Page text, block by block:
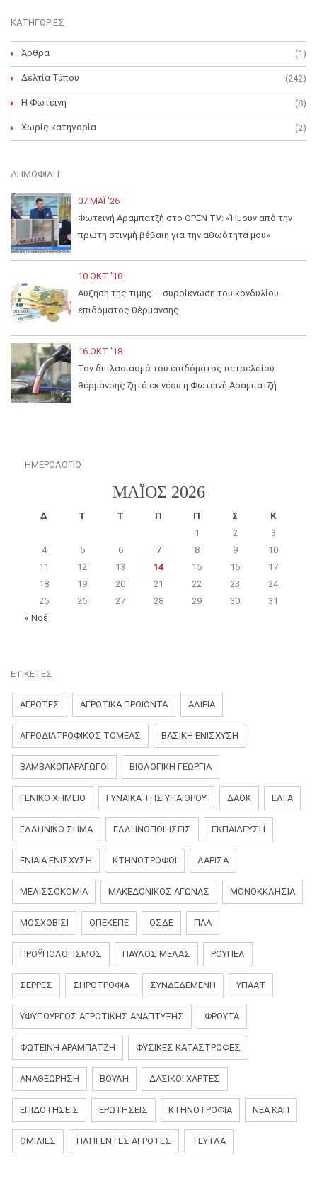
ΚΑΤΗΓΟΡΊΕΣ
Άρθρα (1)
Δελτία Τύπου (242)
Η Φωτεινή (8)
Χωρίς κατηγορία (2)
ΔΗΜΟΦΙΛΉ
07 ΜΑΪ́ '26
Φωτεινή Αραμπατζή στο OPEN TV: «Ήμουν από την
πρώτη στιγμή βέβαιη για την αθωότητά μου»
10 ΟΚΤ '18
Αύξηση της τιμής – συρρίκνωση του κονδυλίου
επιδόματος θέρμανσης
16 ΟΚΤ '18
Τον διπλασιασμό του επιδόματος πετρελαίου
θέρμανσης ζητά εκ νέου η Φωτεινή Αραμπατζή
ΗΜΕΡΟΛΟΓΙΟ
ΜΆΙΟΣ 2026
Δ Τ Τ Π Π Σ
Κ
1
2
3
4
5 6 7 8 9
10
11
12 13 14 15 16
17
18
19 20 21 22 23
24
25
26 27 28 29 30
31
« Νοέ
ΕΤΙΚΈΤΕΣ
ΑΓΡΟΤΕΣ ΑΓΡΟΤΙΚΑ ΠΡΟΪΟΝΤΑ ΑΛΙΕΙΑ
ΑΓΡΟΔΙΑΤΡΟΦΙΚΌΣ ΤΟΜΈΑΣ ΒΑΣΙΚΗ ΕΝΙΣΧΥΣΗ
ΒΑΜΒΑΚΟΠΑΡΑΓΩΓΟΊ ΒΙΟΛΟΓΙΚΉ ΓΕΩΡΓΊΑ
ΓΕΝΙΚΌ ΧΗΜΕΊΟ ΓΥΝΑΊΚΑ ΤΗΣ ΥΠΑΊΘΡΟΥ ΔΑΟΚ ΕΛΓΑ
ΕΛΛΗΝΙΚΟ ΣΗΜΑ ΕΛΛΗΝΟΠΟΙΗΣΕΙΣ ΕΚΠΑΊΔΕΥΣΗ
ΕΝΙΑΊΑ ΕΝΊΣΧΥΣΗ ΚΤΗΝΟΤΡΟΦΟΙ ΛΆΡΙΣΑ
ΜΕΛΙΣΣΟΚΟΜΙΑ ΜΑΚΕΔΟΝΙΚΌΣ ΑΓΏΝΑΣ ΜΟΝΟΚΚΛΗΣΙΆ
ΜΟΣΧΟΒΙΣΊ ΟΠΕΚΕΠΕ ΟΣΔΕ ΠΑΑ
ΠΡΟΫΠΟΛΟΓΙΣΜΟΣ ΠΑΎΛΟΣ ΜΕΛΆΣ ΡΟΎΠΕΛ
ΣΕΡΡΕΣ ΣΗΡΟΤΡΟΦΙΑ ΣΥΝΔΕΔΕΜΕΝΗ ΥΠΑΑΤ
ΥΦΥΠΟΥΡΓΟΣ ΑΓΡΟΤΙΚΗΣ ΑΝΑΠΤΥΞΗΣ ΦΡΟΥΤΑ
ΦΩΤΕΙΝΗ ΑΡΑΜΠΑΤΖΗ ΦΥΣΙΚΈΣ ΚΑΤΑΣΤΡΟΦΈΣ
ΑΝΑΘΕΏΡΗΣΗ ΒΟΥΛΉ ΔΑΣΙΚΟΊ ΧΆΡΤΕΣ
ΕΠΙΔΟΤΉΣΕΙΣ ΕΡΩΤΉΣΕΙΣ ΚΤΗΝΟΤΡΟΦΊΑ ΝΈΑ ΚΑΠ
ΟΜΙΛΊΕΣ ΠΛΗΓΈΝΤΕΣ ΑΓΡΌΤΕΣ ΤΕΎΤΛΑ